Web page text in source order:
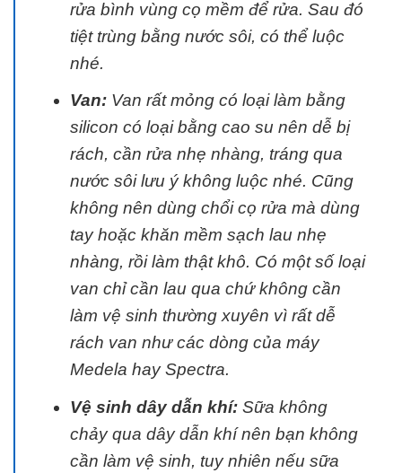
rửa bình vùng cọ mềm để rửa. Sau đó
tiệt trùng bằng nước sôi, có thể luộc
nhé.
Van:Van rất mỏng có loại làm bằng
silicon có loại bằng cao su nên dễ bị
rách, cần rửa nhẹ nhàng, tráng qua
nước sôi lưu ý không luộc nhé. Cũng
không nên dùng chổi cọ rửa mà dùng
tay hoặc khăn mềm sạch lau nhẹ
nhàng, rồi làm thật khô. Có một số loại
van chỉ cần lau qua chứ không cần
làm vệ sinh thường xuyên vì rất dễ
rách van như các dòng của máy
Medela hay Spectra.
Vệ sinh dây dẫn khí:Sữa không
chảy qua dây dẫn khí nên bạn không
cần làm vệ sinh, tuy nhiên nếu sữa